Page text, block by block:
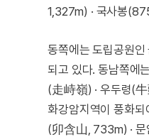
1,327m) · 국사봉
동쪽에는 도립공원
되고 있다. 동남쪽에
(走峙嶺) · 우두령(
화강암지역이 풍화
(卯含山, 733m) · 문